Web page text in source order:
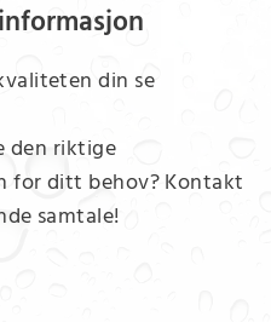
din se
den riktige
for ditt behov? Kontakt
samtale!